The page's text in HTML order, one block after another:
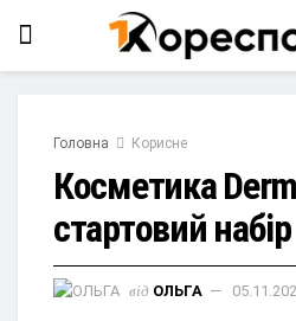
Головна Корисне
Косметика
стартовий набір
від ОЛЬГА